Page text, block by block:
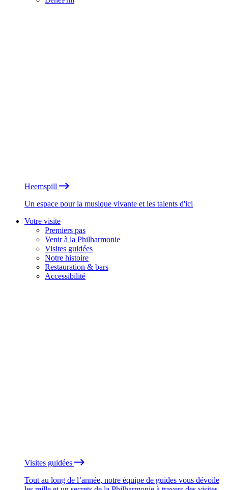
Heemspill
Un espace pour la musique vivante et les talents d'ici
Votre visite
Premiers pas
Venir à la Philharmonie
Visites guidées
Notre histoire
Restauration & bars
Accessibilité
Visites guidées
Tout au long de l’année, notre équipe de guides vous dévoile